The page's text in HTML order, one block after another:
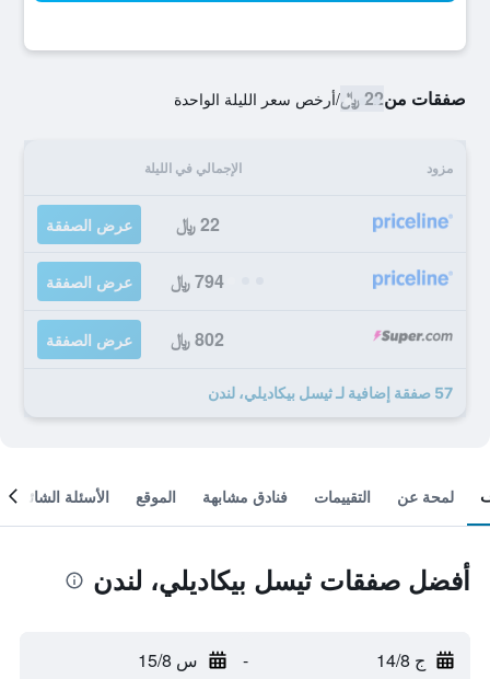
صفقات من22 ﷼ /أرخص سعر الليلة الواحدة
مزود الإجمالي في الليلة
22 ﷼ عرض الصفقة
794 ﷼ عرض الصفقة
802 ﷼ عرض الصفقة
57 صفقة إضافية لـ ثيسل بيكاديلي، لندن
لمحة عن التقييمات فنادق مشابهة الموقع الأسئلة الشائعة
أفضل صفقات ثيسل بيكاديلي، لندن
ج 14/8 - س 15/8